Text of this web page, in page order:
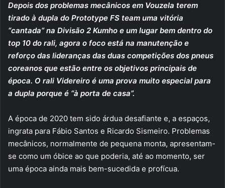
Depois dos problemas mecânicos em Vouzela terem
tirado à dupla do Prototype FS team uma vitória
“cantada” na Divisão 2 Kumho e um lugar bem dentro do
top 10 do rali, agora o foco está na manutenção e
reforço das lideranças das duas competições dos pneus
coreanos que estão entre os objetivos principais de
época. O rali Videreiro é uma prova muito especial para
a dupla porque é “à porta de casa”.
A época de 2020 tem sido árdua desafiante e, a espaços,
ingrata para Fábio Santos e Ricardo Sismeiro. Problemas
mecânicos, normalmente de pequena monta, apresentam-
se como um óbice ao que poderia, até ao momento, ser
uma época ainda mais bem-sucedida e profícua.